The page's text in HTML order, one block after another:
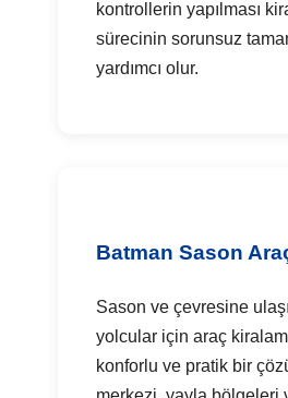
kontrollerin yapılması
sürecinin sorunsuz
yardımcı olur.
Batman Sason
Sason ve çevresine
yolcular için araç
konforlu ve pratik bir